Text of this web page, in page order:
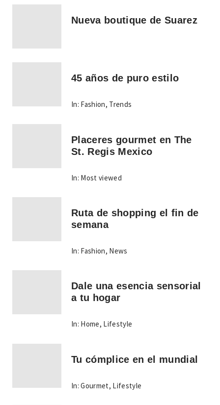
Nueva boutique de Suarez
45 años de puro estilo
In: Fashion, Trends
Placeres gourmet en The
St. Regis Mexico
In: Most viewed
Ruta de shopping el fin de
semana
In: Fashion, News
Dale una esencia sensorial
a tu hogar
In: Home, Lifestyle
Tu cómplice en el mundial
In: Gourmet, Lifestyle